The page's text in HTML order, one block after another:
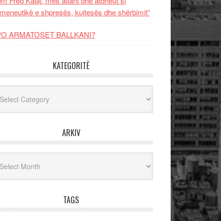
e shpresës, kujtesës dhe shërbimit”
ARMATOSET BALLKANI?
KATEGORITË
ARKIV
TAGS